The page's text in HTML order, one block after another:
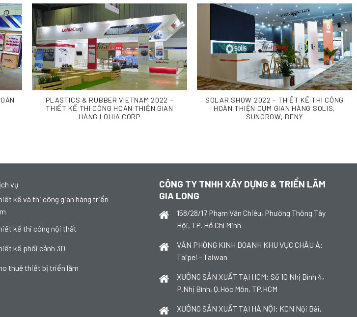
PLASTICS & RUBBER VIETNAM 2022 –
THIẾT KẾ THI CÔNG HOÀN THIỆN GIAN
HÀNG LOHIA CORP
SOLAR SHOW 2022 – THIẾT KẾ THI CÔNG
HOÀN THIỆN CỤM GIAN HÀNG SOLIS,
SUNGROW, BENY
vụ
kế và thi công gian hàng triển
kế thi công nội thất
kế phối cảnh 3D
thuê thiết bị triển lãm
CÔNG TY TNHH XÂY DỰNG & TRIỂN LÃM
GIA LONG
158/28/17 Phạm Văn Chiêu, Phường Thông Tây
Hội, TP. Hồ Chí Minh
VĂN PHÒNG KINH DOANH KHU VỰC CHÂU Á:
Taipei - Taiwan
XƯỞNG SẢN XUẤT TẠI HCM: Số 10 Nhị Bình 4,
P.Nhị Bình, Q.Hóc Môn, TP.HCM
XƯỞNG SẢN XUẤT TẠI HÀ NỘI: KCN Nội Bài,